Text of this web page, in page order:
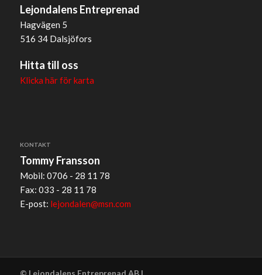
Lejondalens Entreprenad
Hagvägen 5
516 34 Dalsjöfors
Hitta till oss
Klicka här för karta
KONTAKT
Tommy Fransson
Mobil: 0706 - 28 11 78
Fax: 033 - 28 11 78
E-post: lejondalen@msn.com
© Lejondalens Entreprenad AB |